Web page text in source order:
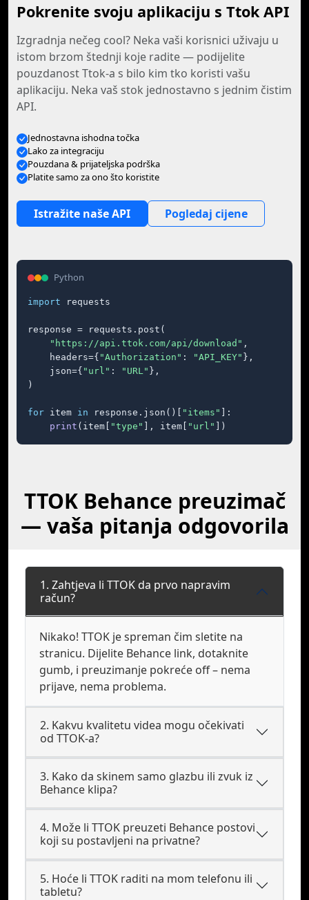
Pokrenite svoju aplikaciju s Ttok API
Izgradnja nečeg cool? Neka vaši korisnici uživaju u
istom brzom štednji koje radite — podijelite
pouzdanost Ttok-a s bilo kim tko koristi vašu
aplikaciju. Neka vaš stok jednostavno s jednim čistim
API.
Jednostavna ishodna točka
Lako za integraciju
Pouzdana & prijateljska podrška
Platite samo za ono što koristite
Istražite naše API Pogledaj cijene
Python
import requests
response = requests.post(
"https://api.ttok.com/api/download" ,
    headers={
"Authorization" : "API_KEY" },
    json={
"url" : "URL" },
)
for item in response.json()[ "items"
]:
print (item[ "type" ], item[ "url" ])
TTOK Behance preuzimač
— vaša pitanja odgovorila
1. Zahtjeva li TTOK da prvo napravim
račun?
Nikako! TTOK je spreman čim sletite na
stranicu. Dijelite Behance link, dotaknite
gumb, i preuzimanje pokreće off – nema
prijave, nema problema.
2. Kakvu kvalitetu videa mogu očekivati
od TTOK-a?
3. Kako da skinem samo glazbu ili zvuk iz
Behance klipa?
4. Može li TTOK preuzeti Behance postovi
koji su postavljeni na privatne?
5. Hoće li TTOK raditi na mom telefonu ili
tabletu?